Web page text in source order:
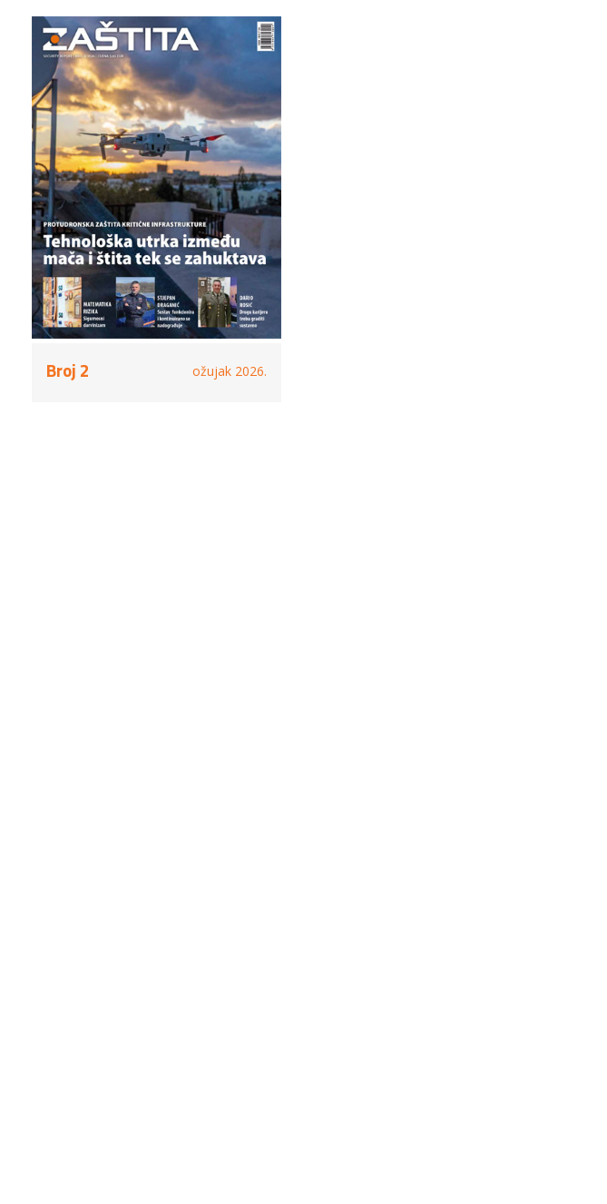
Broj 2 ožujak 2026.